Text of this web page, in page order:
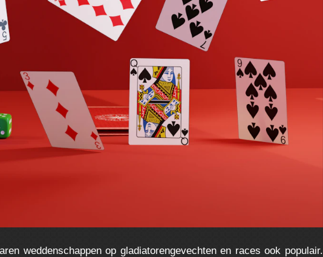
weddenschappen op gladiatorengevechten en races ook populair.